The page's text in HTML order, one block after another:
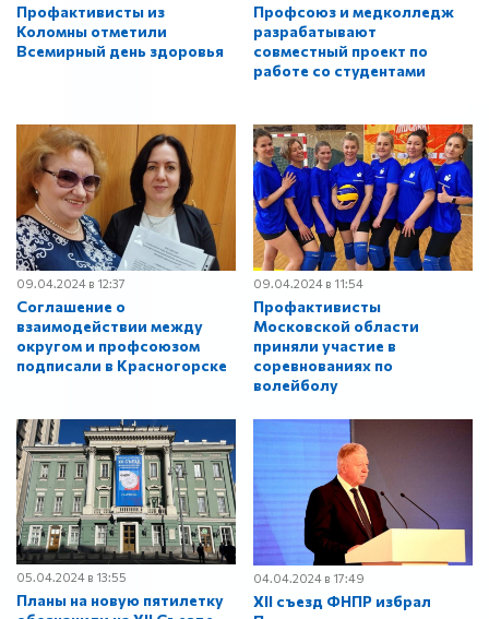
Профактивисты из
Коломны отметили
Всемирный день здоровья
Профсоюз и медколледж
разрабатывают
совместный проект по
работе со студентами
09.04.2024 в 12:37
Соглашение о
взаимодействии между
округом и профсоюзом
подписали в Красногорске
09.04.2024 в 11:54
Профактивисты
Московской области
приняли участие в
соревнованиях по
волейболу
05.04.2024 в 13:55
Планы на новую пятилетку
04.04.2024 в 17:49
XII съезд ФНПР избрал